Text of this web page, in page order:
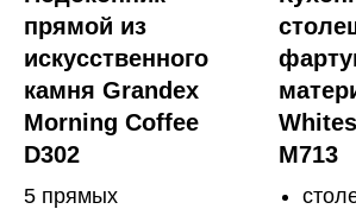
прямой из
искусственного
камня Grandex
Morning Coffee
D302
5 прямых
M713